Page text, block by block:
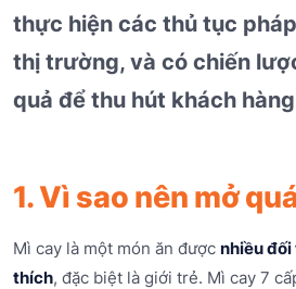
thực hiện các thủ tục
thị trường, và có chiến
quả để thu hút khách
1. Vì sao nên mở
Mì cay là một món ăn được nhiều
thích, đặc biệt là giới trẻ. Mì cay 7